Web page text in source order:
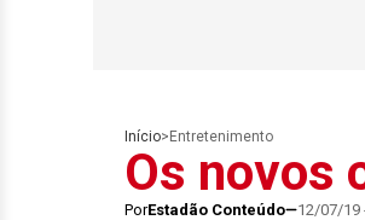
Início> Entretenimento
Os novos
PorEstadão Conteúdo 12/07/19